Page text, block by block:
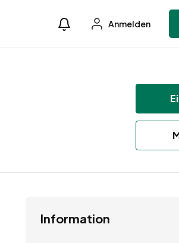
Anmelden
Information